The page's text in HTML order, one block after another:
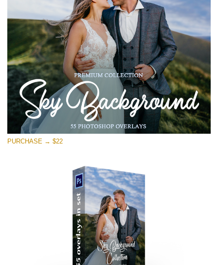
Large 6000*4000px
Free download
PURCHASE → $22